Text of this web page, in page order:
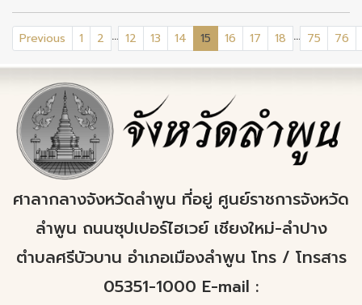
Previous 1 2 ... 12 13 14 15 (current)
16 17 18 ... 75 76
ศาลากลางจังหวัดลำพูน ที่อยู่ ศูนย์ราชการจังหวัด
ลำพูน ถนนซุปเปอร์ไฮเวย์ เชียงใหม่-ลำปาง
ตำบลศรีบัวบาน อำเภอเมืองลำพูน โทร / โทรสาร
05351-1000 E-mail :